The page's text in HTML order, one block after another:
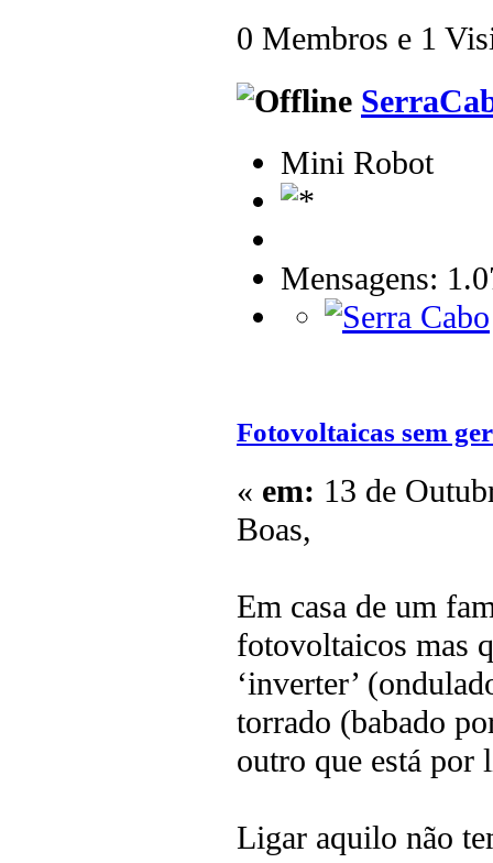
0 Membros e 1
Mini Robot
Mensagens:
Fotovoltaicas sem
« em: 13 de
Boas,
Em casa de um
fotovoltaicos mas
‘inverter’
torrado (babado
outro que está por
Ligar aquilo não